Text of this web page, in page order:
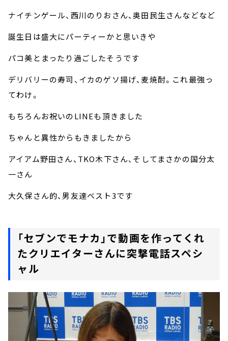
ナイチンゲール、西川のりおさん、奥田民生さんなどなど
誕生日は盛大にパーティーかと思いきや
パコ美とまったり過ごしたそうです
デリバリーの寿司、イカのゲソ揚げ、麦焼酎。これ最強っ
てわけ。
もちろんお祝いのLINEも頂きました
ちゃんと異性からもきましたから
アイアム野田さん、TKO木下さん、そしてまさかの国分太
一さん
大久保さん的、男友達ベスト3です
「セブンでモナカ」で動画を作ってくれ
たクリエイターさんに突撃電話スペシ
ャル